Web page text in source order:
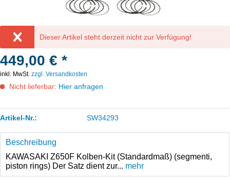
Dieser Artikel steht derzeit nicht zur Verfügung!
449,00 € *
inkl. MwSt. zzgl. Versandkosten
Nicht lieferbar: Hier anfragen
Artikel-Nr.: SW34293
Beschreibung
KAWASAKI Z650F Kolben-Kit (Standardmaß) (segmenti,
piston rings) Der Satz dient zur... mehr